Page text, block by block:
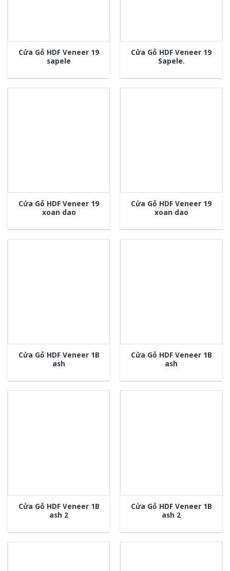
Cửa Gỗ HDF Veneer 19
sapele
Cửa Gỗ HDF Veneer 19
Sapele.
Cửa Gỗ HDF Veneer 19
xoan dao
Cửa Gỗ HDF Veneer 19
xoan dao
Cửa Gỗ HDF Veneer 1B
ash
Cửa Gỗ HDF Veneer 1B
ash
Cửa Gỗ HDF Veneer 1B
ash 2
Cửa Gỗ HDF Veneer 1B
ash 2